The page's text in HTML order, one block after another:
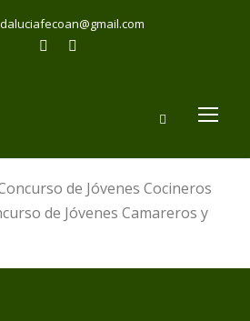
de Jóvenes Cocineros
de Jóvenes Camareros y